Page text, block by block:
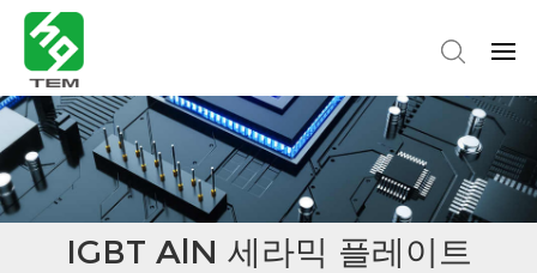
IGBT AlN 세라믹 플레이트